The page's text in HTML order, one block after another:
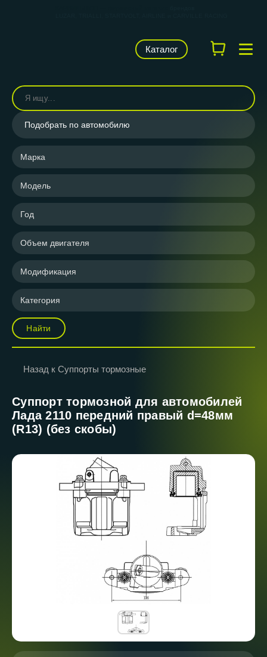
Каталог
Подобрать по автомобилю
Марка
Модель
Год
Объем двигателя
Модификация
Категория
Найти
Назад к Суппорты тормозные
Суппорт тормозной для автомобилей
Лада 2110 передний правый d=48мм
(R13) (без скобы)